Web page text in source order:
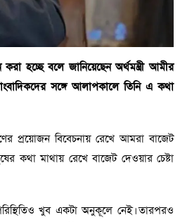
হচ্ছে বলে জানিয়েছেন অর্থমন্ত্রী আমীর
সঙ্গে আলাপকালে তিনি এ কথা
প্রয়োজন বিবেচনায় রেখে আমরা বাজেট
কথা মাথায় রেখে বাজেট দেওয়ার চেষ্টা
খুব একটা অনুকূলে নেই। তারপরও